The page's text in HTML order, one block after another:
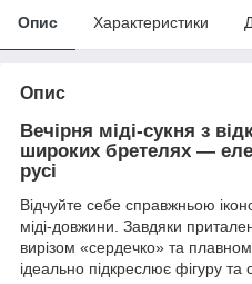
Опис Характеристики
Опис
Вечірня міді-сукня з
широких бретелях —
русі
Відчуйте себе справжньою
міді-довжини. Завдяки
вирізом «сердечко» та
ідеально підкреслює фігуру та